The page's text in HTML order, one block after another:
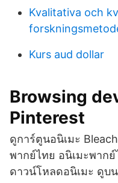
Kvalitativa och
Kurs aud dollar
Browsing
Pinterest
ดูการ์ตูนอนิเมะ
พากย์ไทย อนิเมะพาก
ดาวน์โหลดอนิเมะ ดูบ